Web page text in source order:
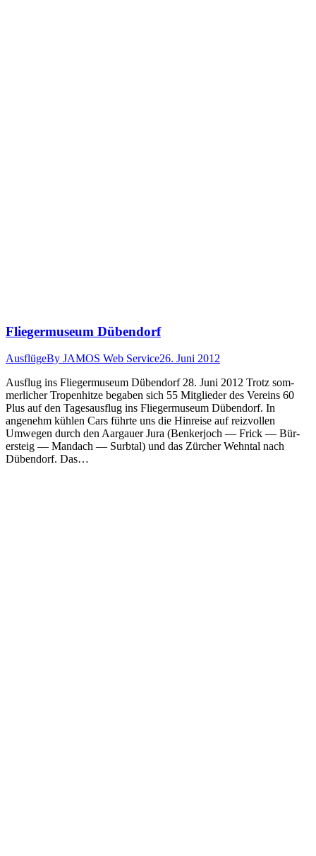
Fliegermuseum Dübendorf
AusflügeBy JAMOS Web Service26. Juni 2012
Aus­flug ins Fliegermu­se­um Düben­dorf 28. Juni 2012 Trotz som­
mer­lich­er Tropen­hitze begaben sich 55 Mit­glieder des Vere­ins 60
Plus auf den Tage­saus­flug ins Fliegermu­se­um Düben­dorf. In
angenehm kühlen Cars führte uns die Hin­reise auf reizvollen
Umwe­gen durch den Aar­gauer Jura (Benker­joch — Frick — Bür­
ersteig — Man­dach — Surb­tal) und das Zürcher Wehn­tal nach
Düben­dorf. Das…